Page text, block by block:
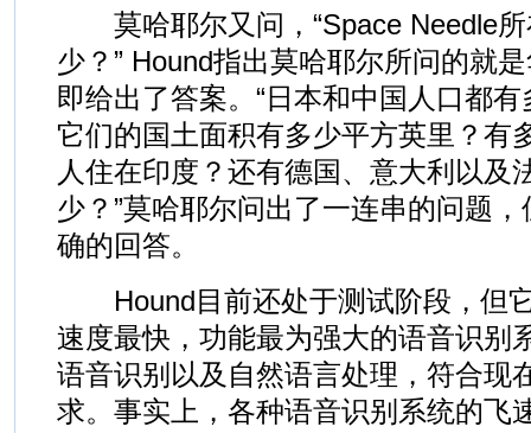
莫哈耶尔又问，“Space Needle所
少？” Hound指出莫哈耶尔所问的就
即给出了答案。“日本和中国人口都
它们的国土面积有多少平方英里？有
人住在印度？还有德国、意大利以及
少？”莫哈耶尔问出了一连串的问题
确的回答。
Hound目前还处于测试阶段，但
速度最快，功能最为强大的语音识别
语音识别以及自然语言处理，符合现
求。事实上，各种语音识别系统的飞